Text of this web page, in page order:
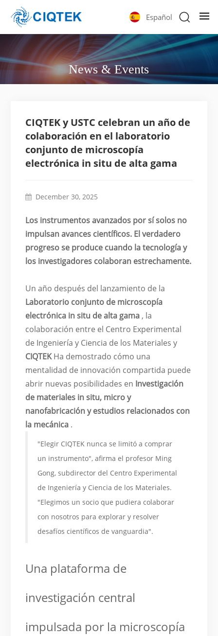
Español
News & Events
CIQTEK y USTC celebran un año de
colaboración en el laboratorio
conjunto de microscopía
electrónica in situ de alta gama
December 30, 2025
Los instrumentos avanzados por sí solos no
impulsan avances científicos. El verdadero
progreso se produce cuando la tecnología y
los investigadores colaboran estrechamente.
Un año después del lanzamiento de la
Laboratorio conjunto de microscopía
electrónica in situ de alta gama , la
colaboración entre el Centro Experimental
de Ingeniería y Ciencia de los Materiales y
CIQTEKHa demostrado cómo una
mentalidad de innovación compartida puede
abrir nuevas posibilidades en Investigación
de materiales in situ, micro y
nanofabricación y estudios relacionados con
la mecánica .
"Elegir CIQTEK nunca se limitó a comprar
un instrumento", afirma el profesor Ming
Gong, subdirector del Centro Experimental
de Ingeniería y Ciencia de los Materiales.
"Elegimos un socio que pudiera colaborar
con nosotros para explorar y resolver
desafíos científicos de vanguardia".
Una plataforma de
investigación central
impulsada por la microscopía